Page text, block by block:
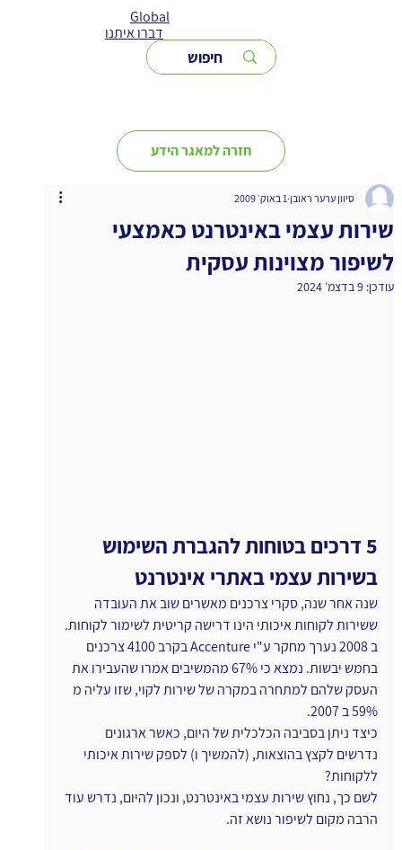
Global
דברו איתנו
חזרה למאגר הידע
שירות עצמי באינטרנט כאמצעי
לשיפור מצוינות עסקית
סיוון ערער ראובן 1 באוק׳ 2009
עודכן: 9 בדצמ׳ 2024
5 דרכים בטוחות להגברת השימוש
בשירות עצמי באתרי אינטרנט
שנה אחר שנה, סקרי צרכנים מאשרים שוב את העובדה
ששירות לקוחות איכותי הינו דרישה קריטית לשימור לקוחות.
ב 2008 נערך מחקר ע"י Accenture בקרב 4100 צרכנים
בחמש יבשות. נמצא כי 67% מהמשיבים אמרו שהעבירו את
העסק שלהם למתחרה במקרה של שירות לקוי, שזו עליה מ
59% ב 2007.
כיצד ניתן בסביבה הכלכלית של היום, כאשר ארגונים
נדרשים לקצץ בהוצאות, (להמשיך ו) לספק שירות איכותי
ללקוחות?
לשם כך, נחוץ שירות עצמי באינטרנט, ונכון להיום, נדרש עוד
הרבה מקום לשיפור נושא זה.